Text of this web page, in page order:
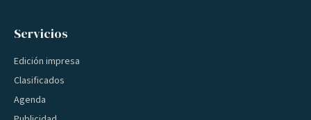
Servicios
Edición impresa
Clasificados
Agenda